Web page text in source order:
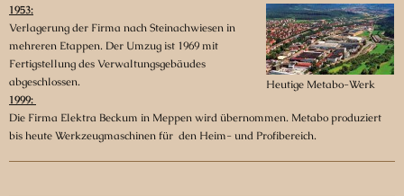
Heutige Metabo-Werk
1953:
Verlagerung der Firma nach Steinachwiesen in
mehreren Etappen. Der Umzug ist 1969 mit
Fertigstellung des Verwaltungsgebäudes
abgeschlossen.
1999:
Die Firma Elektra Beckum in Meppen wird übernommen. Metabo produziert
bis heute Werkzeugmaschinen für den Heim- und Profibereich.